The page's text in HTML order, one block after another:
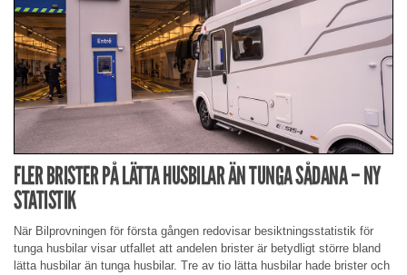
FLER BRISTER PÅ LÄTTA HUSBILAR ÄN TUNGA SÅDANA – NY
STATISTIK
När Bilprovningen för första gången redovisar besiktningsstatistik för
tunga husbilar visar utfallet att andelen brister är betydligt större bland
lätta husbilar än tunga husbilar. Tre av tio lätta husbilar hade brister och